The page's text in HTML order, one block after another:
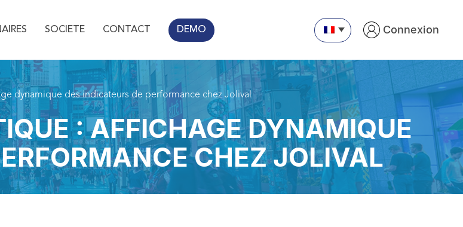
SOCIETE CONTACT DEMO Connexion
dynamique des indicateurs de performance chez Jolival
: AFFICHAGE DYNAMIQUE
CHEZ JOLIVAL